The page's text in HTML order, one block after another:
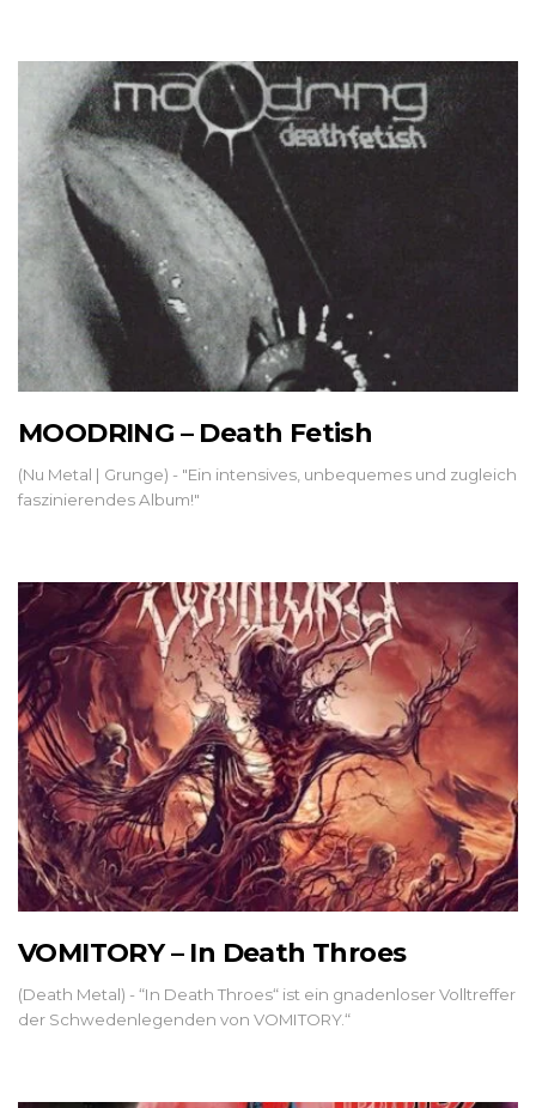
MOODRING – Death Fetish
(Nu Metal | Grunge) - "Ein intensives, unbequemes und zugleich
faszinierendes Album!"
VOMITORY – In Death Throes
(Death Metal) - “In Death Throes“ ist ein gnadenloser Volltreffer
der Schwedenlegenden von VOMITORY.“